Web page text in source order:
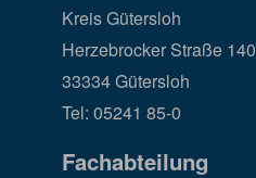
Kreis Gütersloh
Herzebrocker Straße 140
33334 Gütersloh
Tel: 05241 85-0
Fachabteilung